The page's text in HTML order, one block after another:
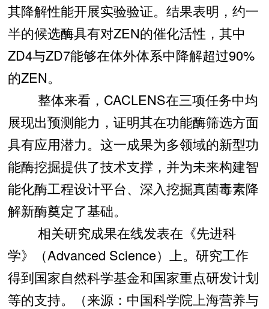
其降解性能开展实验验证。结果表明，约一
半的候选酶具有对ZEN的催化活性，其中
ZD4与ZD7能够在体外体系中降解超过90%
的ZEN。
整体来看，CACLENS在三项任务中均
展现出预测能力，证明其在功能酶筛选方面
具有应用潜力。这一成果为多领域的新型功
能酶挖掘提供了技术支撑，并为未来构建智
能化酶工程设计平台、深入挖掘真菌毒素降
解新酶奠定了基础。
相关研究成果在线发表在《先进科
学》（Advanced Science）上。研究工作
得到国家自然科学基金和国家重点研发计划
等的支持。（来源：中国科学院上海营养与